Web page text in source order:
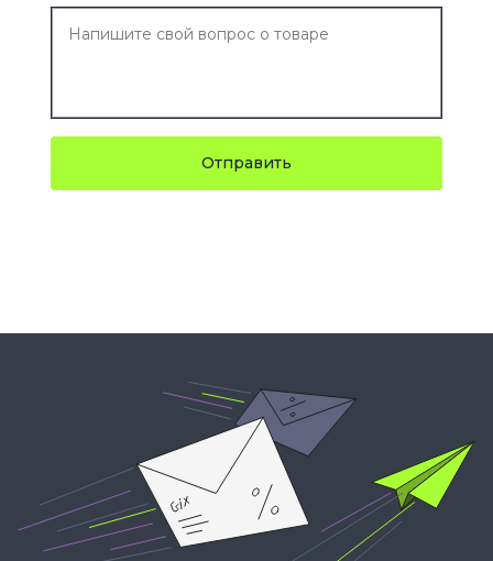
Отправить